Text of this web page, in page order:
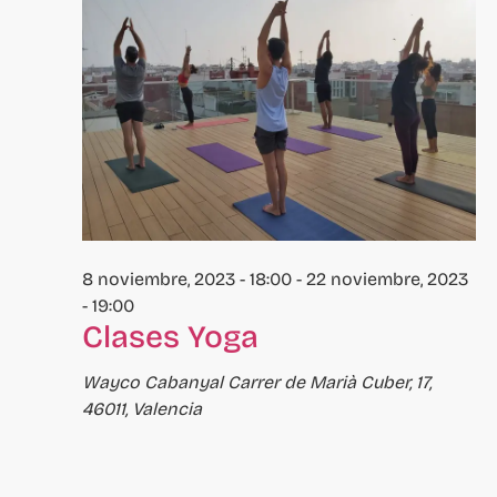
actualice
resultados
filtrados.
Clases Yoga
8 noviembre, 2023 - 18:00- 22 noviembre, 2023
- 19:00
Wayco Cabanyal Carrer de Marià Cuber, 17,
46011, Valencia